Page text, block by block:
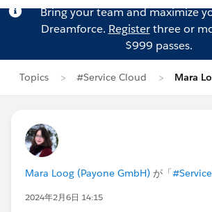
Bring your team and maximize
Dreamforce. Registerthree or
$999 passes.
Topics #Service Cloud Mara
Mara Loog (Payone GmbH) が「
2024年2月6日 14:15